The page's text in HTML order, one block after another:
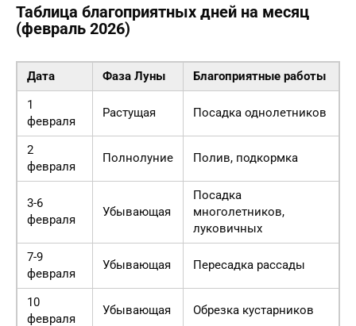
Таблица благоприятных дней на месяц
(февраль 2026)
Дата Фаза Луны
Благоприятные работы
1
февраля
Растущая Посадка однолетников
2
февраля
Полнолуние Полив, подкормка
3-6
февраля
Убывающая
Посадка
многолетников,
луковичных
7-9
февраля
Убывающая Пересадка рассады
10
февраля
Убывающая Обрезка кустарников